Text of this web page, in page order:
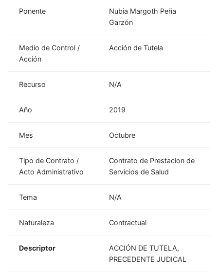
Ponente
Nubia Margoth Peña
Garzón
Medio de Control /
Acción
Acción de Tutela
Recurso N/A
Año 2019
Mes Octubre
Tipo de Contrato /
Acto Administrativo
Contrato de Prestacion de
Servicios de Salud
Tema N/A
Naturaleza Contractual
Descriptor
ACCIÓN DE TUTELA,
PRECEDENTE JUDICAL